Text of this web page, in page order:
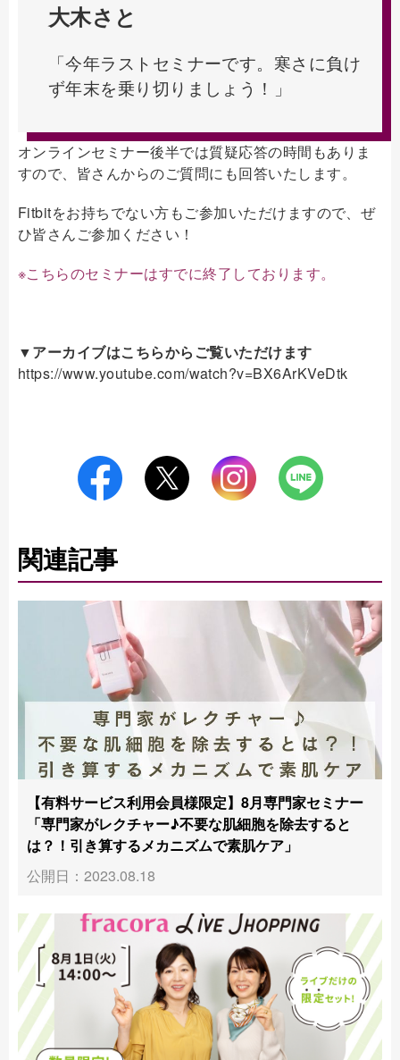
大木さと
「今年ラストセミナーです。寒さに負け
ず年末を乗り切りましょう！」
オンラインセミナー後半では質疑応答の時間もありま
すので、皆さんからのご質問にも回答いたします。
Fitbitをお持ちでない方もご参加いただけますので、ぜ
ひ皆さんご参加ください！
※こちらのセミナーはすでに終了しております。
▼アーカイブはこちらからご覧いただけます
https://www.youtube.com/watch?v=BX6ArKVeDtk
関連記事
【有料サービス利用会員様限定】8月専門家セミナー
「専門家がレクチャー♪不要な肌細胞を除去すると
は？！引き算するメカニズムで素肌ケア」
公開日：2023.08.18